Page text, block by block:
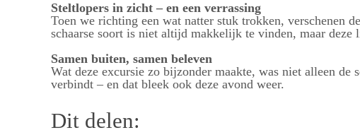
Steltlopers in zicht – en een verrassing
Toen we richting een wat natter stuk trokken, verschenen
schaarse soort is niet altijd makkelijk te vinden, maar
Samen buiten, samen beleven
Wat deze excursie zo bijzonder maakte, was niet alleen
verbindt – en dat bleek ook deze avond weer.
Dit delen: